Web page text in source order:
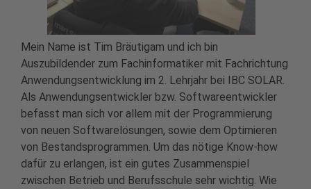
Mein Name ist Tim Bräutigam und ich bin
Auszubildender zum Fachinformatiker mit Fachrichtung
Anwendungsentwicklung im 2. Lehrjahr bei IBC SOLAR.
Als Anwendungsentwickler bzw. Softwareentwickler
befasst man sich vor allem mit der Programmierung
von neuen Softwarelösungen, sowie dem Optimieren
von Bestandsprogrammen. Um das nötige Know-how
dafür zu erlangen, ist ein gutes Zusammenspiel
zwischen Betrieb und Berufsschule sehr wichtig. Wie